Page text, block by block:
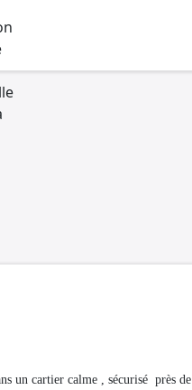
un cartier calme , sécurisé près de